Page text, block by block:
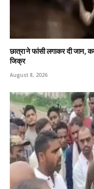
छात्रा ने फांसी लगाकर दी जान,
जिक्र
August 8, 2026